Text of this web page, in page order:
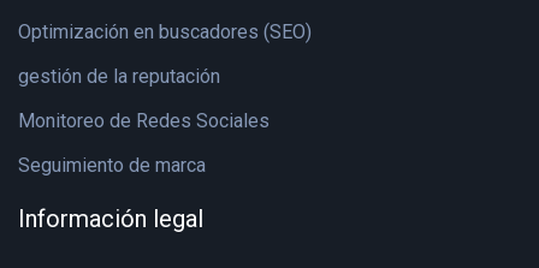
Optimización en buscadores (SEO)
gestión de la reputación
Monitoreo de Redes Sociales
Seguimiento de marca
Información legal